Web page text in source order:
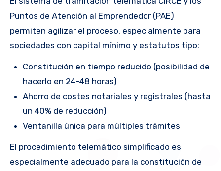
Puntos de Atención al Emprendedor (PAE)
permiten agilizar el proceso, especialmente para
sociedades con capital mínimo y estatutos tipo:
Constitución en tiempo reducido (posibilidad de
hacerlo en 24-48 horas)
Ahorro de costes notariales y registrales (hasta
un 40% de reducción)
Ventanilla única para múltiples trámites
El procedimiento telemático simplificado es
especialmente adecuado para la constitución de